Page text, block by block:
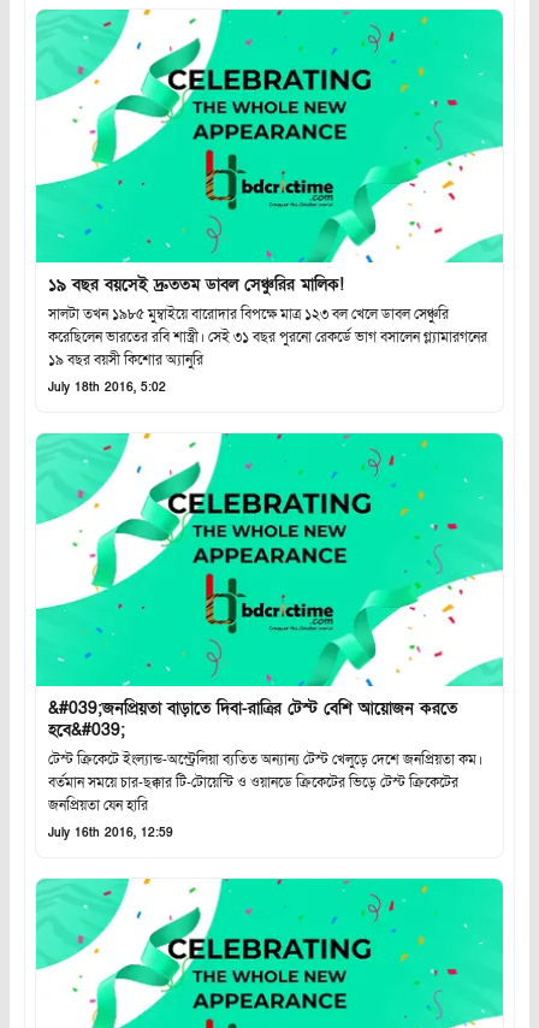
১৯ বছর বয়সেই দ্রুততম ডাবল সেঞ্চুরির মালিক!
সালটা তখন ১৯৮৫ মুম্বাইয়ে বারোদার বিপক্ষে মাত্র ১২৩ বল খেলে ডাবল সেঞ্চুরি
করেছিলেন ভারতের রবি শাস্ত্রী। সেই ৩১ বছর পুরনো রেকর্ডে ভাগ বসালেন গ্ল্যামারগনের
১৯ বছর বয়সী কিশোর অ্যানুরি
July 18th 2016, 5:02
&#039;জনপ্রিয়তা বাড়াতে দিবা-রাত্রির টেস্ট বেশি আয়োজন করতে
হবে&#039;
টেস্ট ক্রিকেটে ইংল্যান্ড-অস্ট্রেলিয়া ব্যতিত অন্যান্য টেস্ট খেলুড়ে দেশে জনপ্রিয়তা কম।
বর্তমান সময়ে চার-ছক্কার টি-টোয়েন্টি ও ওয়ানডে ক্রিকেটের ভিড়ে টেস্ট ক্রিকেটের
জনপ্রিয়তা যেন হারি
July 16th 2016, 12:59